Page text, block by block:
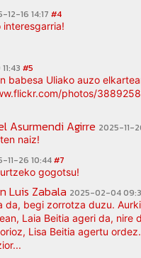
12-16 14:17 #4
interesgarria!
#5
babesa Uliako auzo
photos/
Asurmendi Agirre 2025-11-
naiz!
11-26 10:44#7
gogotsu!
Luis Zabala 2025-02-04
da, begi zorrotza duzu.
Laia Beitia ageri da, nire
Lisa Beitia agertu